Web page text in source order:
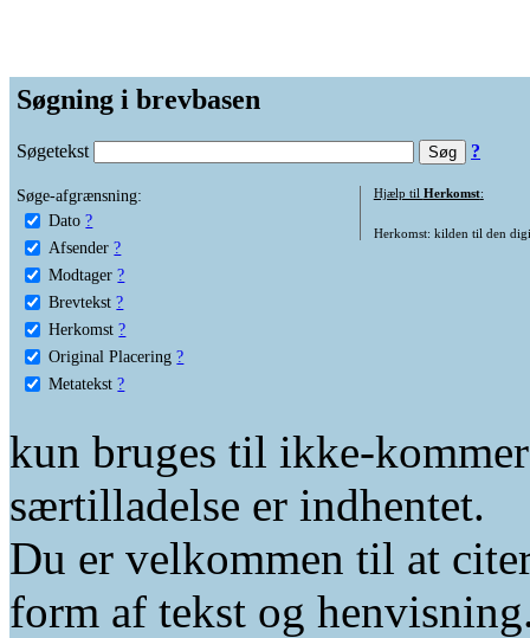
Søgning i brevbasen
Søgetekst ?
Søge-afgrænsning:
Dato ?
Afsender ?
Modtager ?
Brevtekst ?
Herkomst ?
Original Placering ?
Metatekst ?
Hjælp til Herkomst:
Herkomst: kilden til den
kun bruges til ikke-
særtilladelse er indhentet.
Du er velkommen til at
form af tekst og